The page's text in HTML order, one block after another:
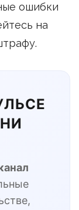
ошибки
на